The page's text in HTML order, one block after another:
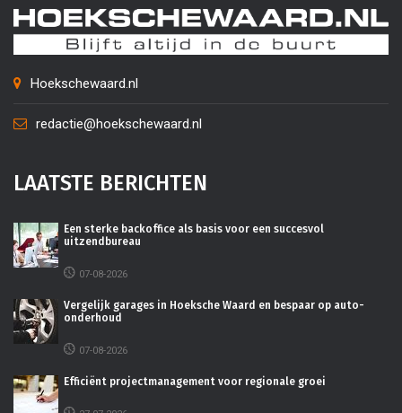
Hoekschewaard.nl
redactie@hoekschewaard.nl
LAATSTE BERICHTEN
Een sterke backoffice als basis voor een succesvol
uitzendbureau
07-08-2026
Vergelijk garages in Hoeksche Waard en bespaar op auto-
onderhoud
07-08-2026
Efficiënt projectmanagement voor regionale groei